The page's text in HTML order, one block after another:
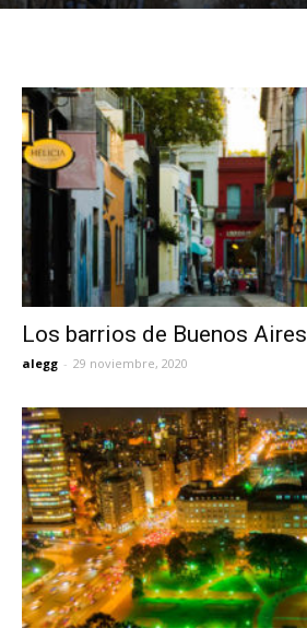
Los barrios de Buenos Aires
alegg - 29 noviembre, 2020